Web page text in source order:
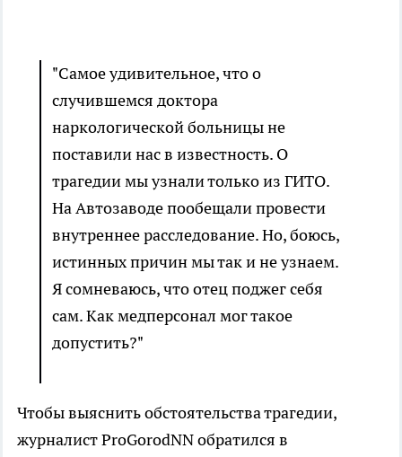
"Самое удивительное, что о
случившемся доктора
наркологической больницы не
поставили нас в известность. О
трагедии мы узнали только из ГИТО.
На Автозаводе пообещали провести
внутреннее расследование. Но, боюсь,
истинных причин мы так и не узнаем.
Я сомневаюсь, что отец поджег себя
сам. Как медперсонал мог такое
допустить?"
Чтобы выяснить обстоятельства трагедии,
журналист ProGorodNN обратился в